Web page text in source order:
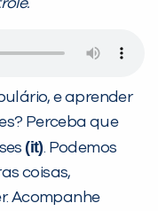
e aprender
Perceba que
(it). Podemos
coisas,
Acompanhe